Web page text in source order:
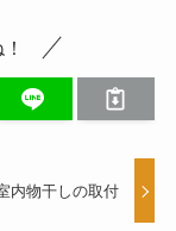
内物干しの取付